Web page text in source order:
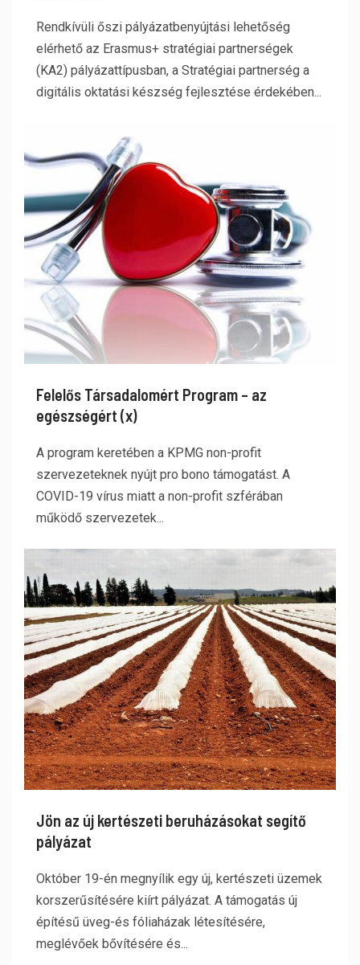
Rendkívüli őszi pályázatbenyújtási lehetőség
elérhető az Erasmus+ stratégiai partnerségek
(KA2) pályázattípusban, a Stratégiai partnerség a
digitális oktatási készség fejlesztése érdekében...
Felelős Társadalomért Program – az
egészségért (x)
A program keretében a KPMG non-profit
szervezeteknek nyújt pro bono támogatást. A
COVID-19 vírus miatt a non-profit szférában
működő szervezetek...
Jön az új kertészeti beruházásokat segítő
pályázat
Október 19-én megnyílik egy új, kertészeti üzemek
korszerűsítésére kiírt pályázat. A támogatás új
építésű üveg-és fóliaházak létesítésére,
meglévőek bővítésére és...